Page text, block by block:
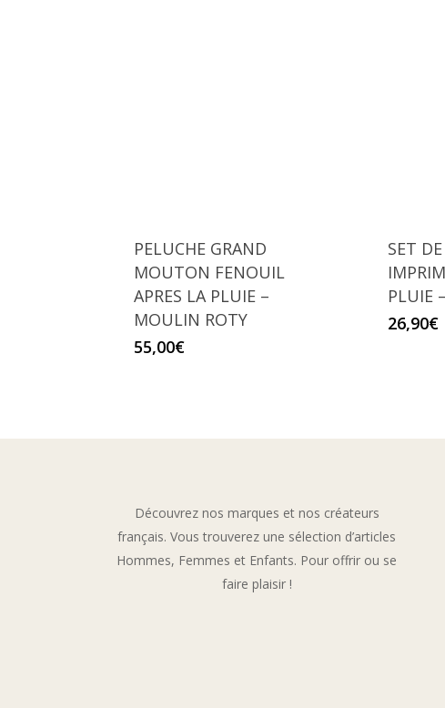
PELUCHE GRAND
MOUTON FENOUIL
APRES LA PLUIE –
MOULIN ROTY
55,00€
SET
PLUIE
26,90€
Découvrez nos marques et nos créateurs
français. Vous trouverez une sélection d’articles
Hommes, Femmes et Enfants. Pour offrir ou se
faire plaisir !